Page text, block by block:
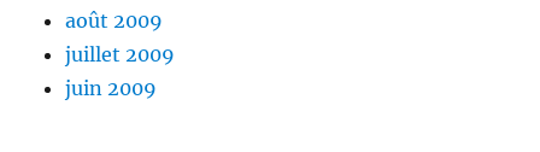
août 2009
juillet 2009
juin 2009